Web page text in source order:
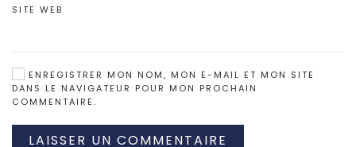
SITE WEB
ENREGISTRER MON NOM, MON E-MAIL ET MON SITE
DANS LE NAVIGATEUR POUR MON PROCHAIN
COMMENTAIRE.
LAISSER UN COMMENTAIRE